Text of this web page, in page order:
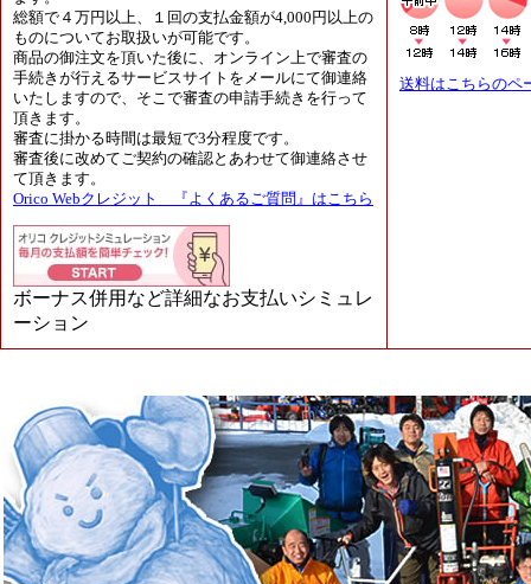
総額で４万円以上、１回の支払金額が4,000円以上の
ものについてお取扱いが可能です。
商品の御注文を頂いた後に、オンライン上で審査の
手続きが行えるサービスサイトをメールにて御連絡
いたしますので、そこで審査の申請手続きを行って
頂きます。
審査に掛かる時間は最短で3分程度です。
審査後に改めてご契約の確認とあわせて御連絡させ
て頂きます。
Orico Webクレジット 『よくあるご質問』はこちら
ボーナス併用など詳細なお支払いシミュレ
ーション
送料はこちらのペ